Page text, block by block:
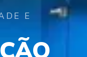
E